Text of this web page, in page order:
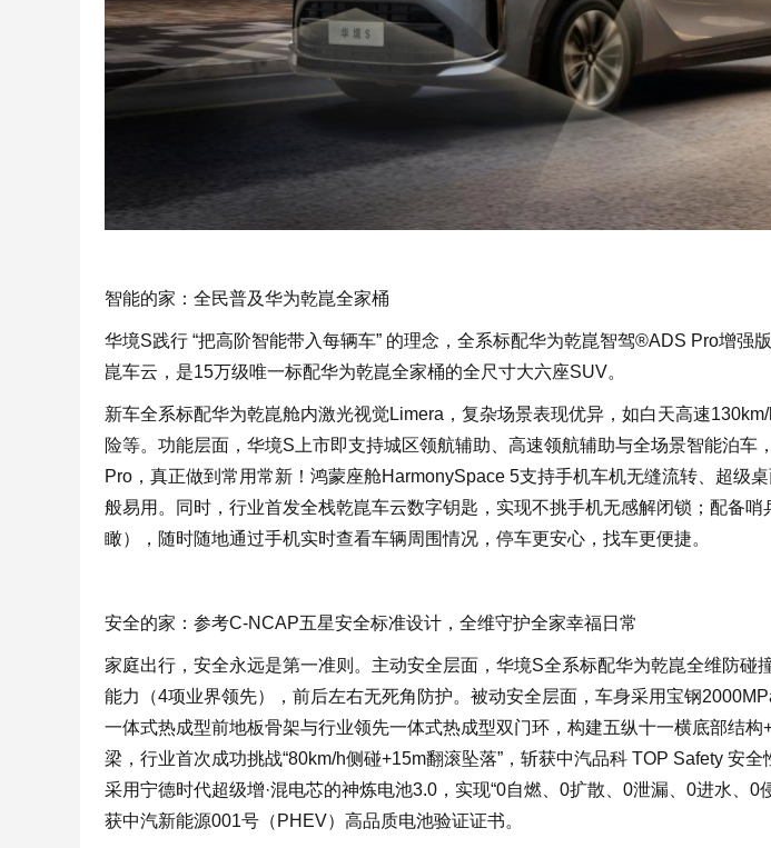
智能的家：全民普及华为乾崑全家桶
华境S践行 “把高阶智能带入每辆车” 的理念，全系标配华为乾崑智驾®ADS Pro增强
崑车云，是15万级唯一标配华为乾崑全家桶的全尺寸大六座SUV。
新车全系标配华为乾崑舱内激光视觉Limera，复杂场景表现优异，如白天高速
险等。功能层面，华境S上市即支持城区领航辅助、高速领航辅助与全场景智能泊车
Pro，真正做到常用常新！鸿蒙座舱HarmonySpace 5支持手机车机无缝流转、超级
般易用。同时，行业首发全栈乾崑车云数字钥匙，实现不挑手机无感解闭锁；配备
瞰），随时随地通过手机实时查看车辆周围情况，停车更安心，找车更便捷。
安全的家：参考C-NCAP五星安全标准设计，全维守护全家幸福日常
家庭出行，安全永远是第一准则。主动安全层面，华境S全系标配华为乾崑全维防碰
能力（4项业界领先），前后左右无死角防护。被动安全层面，车身采用宝钢
一体式热成型前地板骨架与行业领先一体式热成型双门环，构建五纵十一横底部结
梁，行业首次成功挑战“80km/h侧碰+15m翻滚坠落”，斩获中汽品科 TOP Safety 安
采用宁德时代超级增·混电芯的神炼电池3.0，实现“0自燃、0扩散、0泄漏、0进水、0
获中汽新能源001号（PHEV）高品质电池验证证书。